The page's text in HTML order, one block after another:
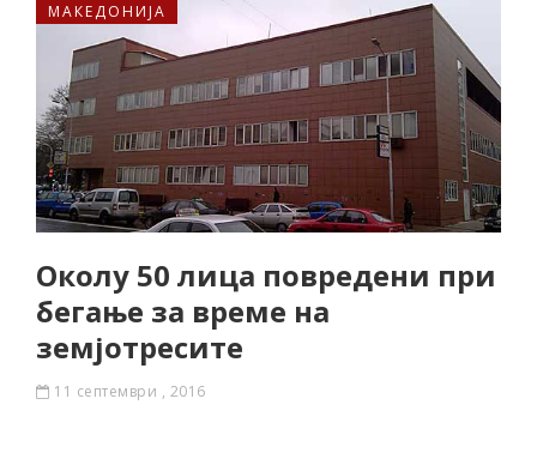
МАКЕДОНИЈА
Околу 50 лица повредени при
бегање за време на
земјотресите
11 септември , 2016